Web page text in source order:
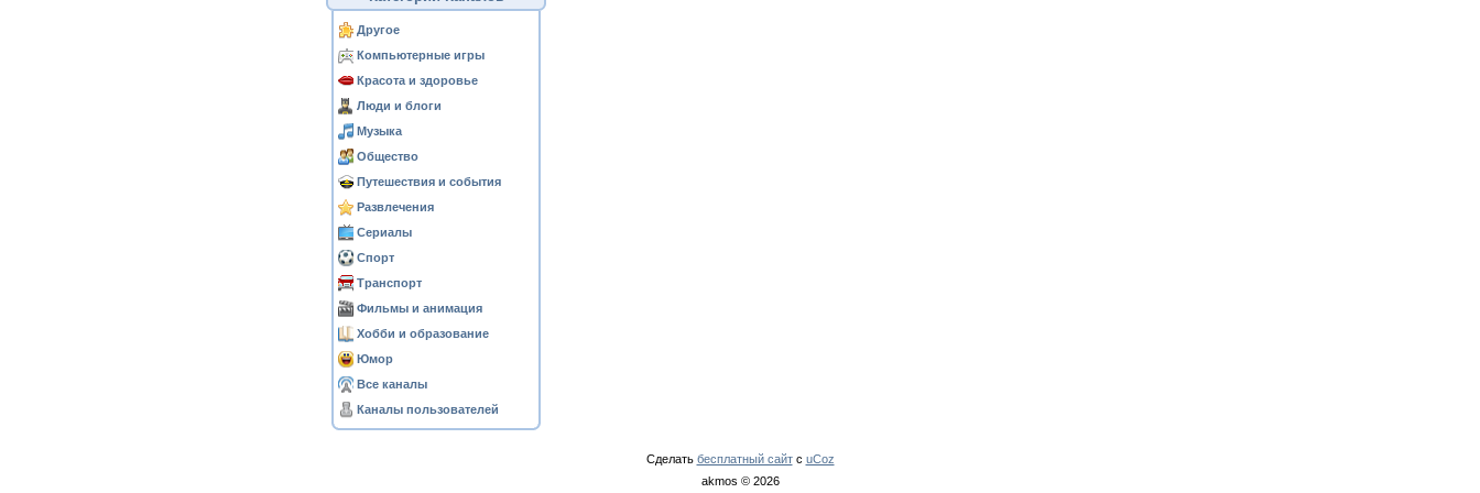
Другое
Компьютерные игры
Красота и здоровье
Люди и блоги
Музыка
Общество
Путешествия и события
Развлечения
Сериалы
Спорт
Транспорт
Фильмы и анимация
Хобби и образование
Юмор
Все каналы
Каналы пользователей
Сделать бесплатный сайтс uCoz
akmos © 2026